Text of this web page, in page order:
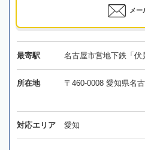
メー
最寄駅 名古屋市営地下鉄「伏
所在地 〒460-0008 愛知県名
対応エリア 愛知